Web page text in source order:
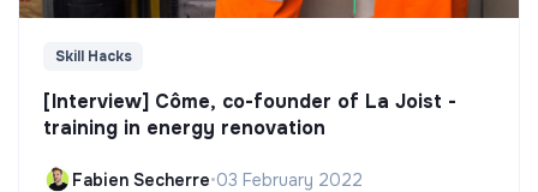
Skill Hacks
[Interview] Côme, co-founder of La Joist -
training in energy renovation
Fabien Secherre•03 February 2022